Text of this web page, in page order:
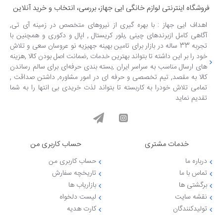
فروشگاه اینترنتی لوازم خانگی ایی جهاز، بررسی، انتخاب و خرید آنلاین
اهداف ایی جهاز : با بهره گیری از نیروهای متخصص در زمینه آی تی,
آگاهی کامل ازبرندهای چینی ,بلور کریستال , اپال و دکوری و همچنین با
تجربه 33 ساله در بازار برای تامین بهینه جهیزیه نو عروسان سعی و تلاش
خود را بر این داشته تا بتواند بهترین خدمات ,ضمانت اصل بودن کالا ,هزینه
های ارسال مناسب به سراسر ایران ,بسته بندی حرفه‌ای برای سالم رساندن
کالا به مقصد, تیم تخصصی و حرفه ای در امور مشاوره, داشتن صداقت ,
تمامی تلاش خودرا به کاربسته تا بتواند لذت خریدی بی انتها را به شما
تقدیم نماید
خدمات مشتری
درباره ما
تماس با ما
برگشتی ها
نقشه سایت
تولیدکنندگان
حساب کاربری من
حساب کاربری من
تاریخچه سفارش
بازاریاب ها
لیست دلخواه
کارت هدیه